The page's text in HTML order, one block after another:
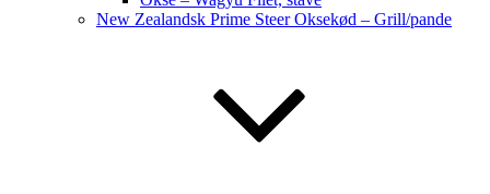
New Zealandsk Prime Steer Oksekød – Grill/pande